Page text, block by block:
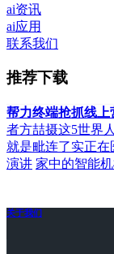
ai资讯
ai应用
联系我们
推荐下载
帮力终端抢抓线上
者方喆摄这5世界
就是毗连了实正在
演讲 家中的智能
关于我们